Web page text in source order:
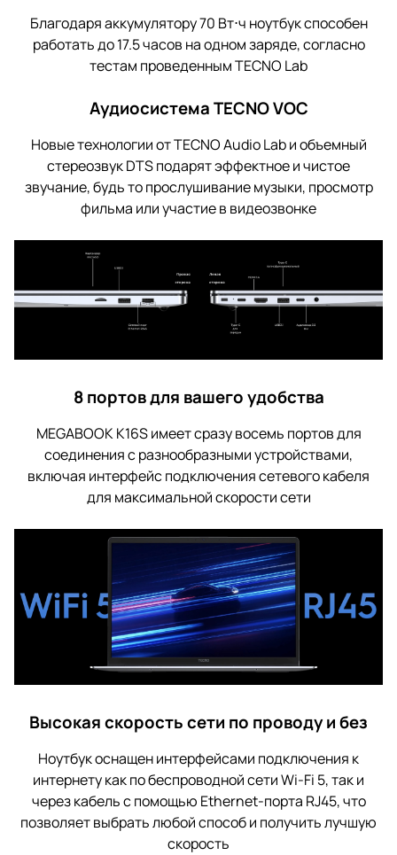
Благодаря аккумулятору 70 Вт⋅ч ноутбук способен
работать до 17.5 часов на одном заряде, согласно
тестам проведенным TECNO Lab
Аудиосистема TECNO VOC
Новые технологии от TECNO Audio Lab и объемный
стереозвук DTS подарят эффектное и чистое
звучание, будь то прослушивание музыки, просмотр
фильма или участие в видеозвонке
8 портов для вашего удобства
MEGABOOK K16S имеет сразу восемь портов для
соединения с разнообразными устройствами,
включая интерфейс подключения сетевого кабеля
для максимальной скорости сети
Высокая скорость сети по проводу и без
Ноутбук оснащен интерфейсами подключения к
интернету как по беспроводной сети Wi-Fi 5, так и
через кабель с помощью Ethernet-порта RJ45, что
позволяет выбрать любой способ и получить лучшую
скорость